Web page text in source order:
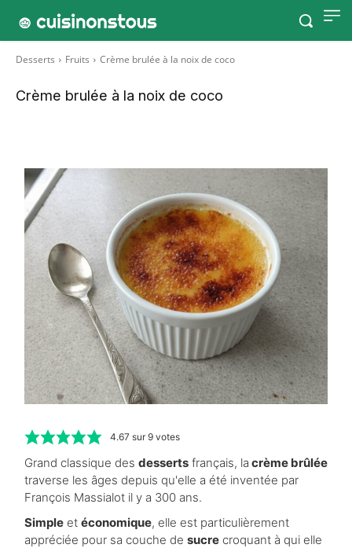
Desserts Fruits Crème brulée à la noix de coco
Crème brulée à la noix de coco
4.67 sur9votes
Grand classique des desserts français, la crème brûlée
traverse les âges depuis qu'elle a été inventée par
François Massialot il y a 300 ans.
Simple et économique, elle est particulièrement
appréciée pour sa couche de sucre croquant à qui elle